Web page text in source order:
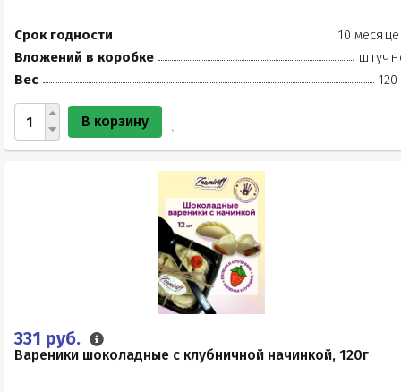
Срок годности
10
Вложений в коробке
Вес
120
В корзину
331 руб.
Вареники шоколадные с клубничной начинкой, 120г